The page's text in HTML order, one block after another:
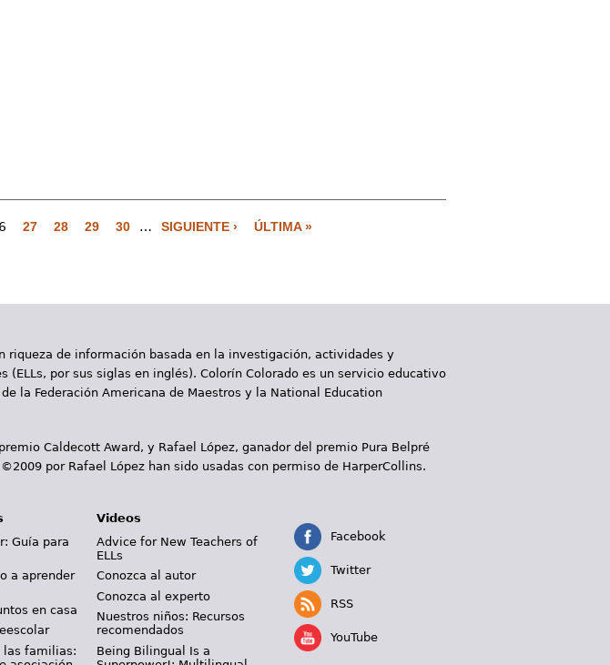
27 28 29 30 … SIGUIENTE › ÚLTIMA »
riqueza de información basada en la investigación, actividades y
por sus siglas en inglés). Colorín Colorado es un servicio educativo
la Federación Americana de Maestros y la National Education
Caldecott Award, y Rafael López, ganador del premio Pura Belpré
por Rafael López han sido usadas con permiso de HarperCollins.
Guía para
a aprender
en casa
las familias:
Videos
Advice for New Teachers of
ELLs
Conozca al autor
Conozca al experto
Nuestros niños: Recursos
recomendados
Being Bilingual Is a
Facebook
Twitter
RSS
YouTube